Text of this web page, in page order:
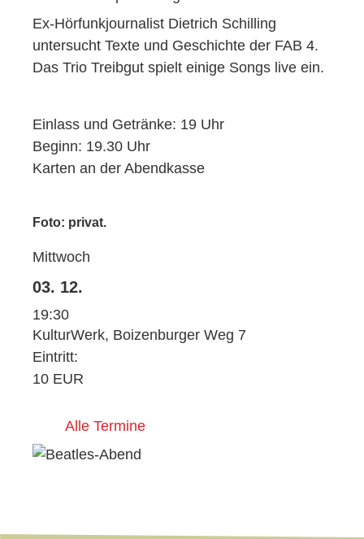
Ex-Hörfunkjournalist Dietrich Schilling
untersucht Texte und Geschichte der FAB 4.
Das Trio Treibgut spielt einige Songs live ein.
Einlass und Getränke: 19 Uhr
Beginn: 19.30 Uhr
Karten an der Abendkasse
Foto: privat.
Mittwoch
03. 12.
19:30
KulturWerk, Boizenburger Weg 7
Eintritt:
10 EUR
Alle Termine